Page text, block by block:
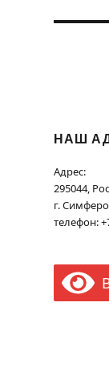
НАШ
Адрес:
295044,
г.
телефон: